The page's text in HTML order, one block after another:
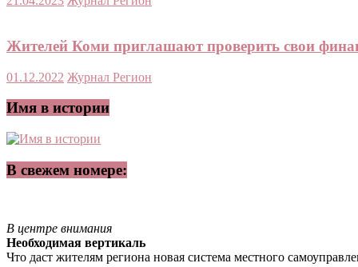
Жителей Коми приглашают проверить свои
01.12.2022 Журнал Регион
Имя в истории
В свежем номере:
В центре внимания
Необходимая вертикаль
Что даст жителям региона новая система местного